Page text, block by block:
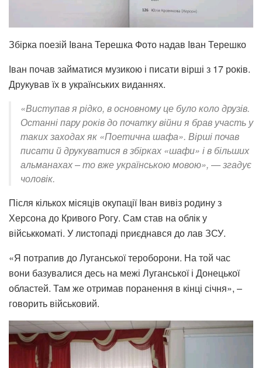
Збірка поезій Івана Терешка Фото надав Іван Терешко
Іван почав займатися музикою і писати вірші з 17 років.
Друкував їх в українських виданнях.
«Виступав я рідко, в основному це було коло друзів.
Останні пару років до початку війни я брав участь у
таких заходах як «Поетична шафа». Вірші почав
писати й друкуватися в збірках «шафи» і в більших
альманахах – то вже українською мовою», — згадує
чоловік.
Після кількох місяців окупації Іван вивіз родину з
Херсона до Кривого Рогу. Сам став на облік у
військкоматі. У листопаді приєднався до лав ЗСУ.
«Я потрапив до Луганської тероборони. На той час
вони базувалися десь на межі Луганської і Донецької
областей. Там же отримав поранення в кінці січня», –
говорить військовий.